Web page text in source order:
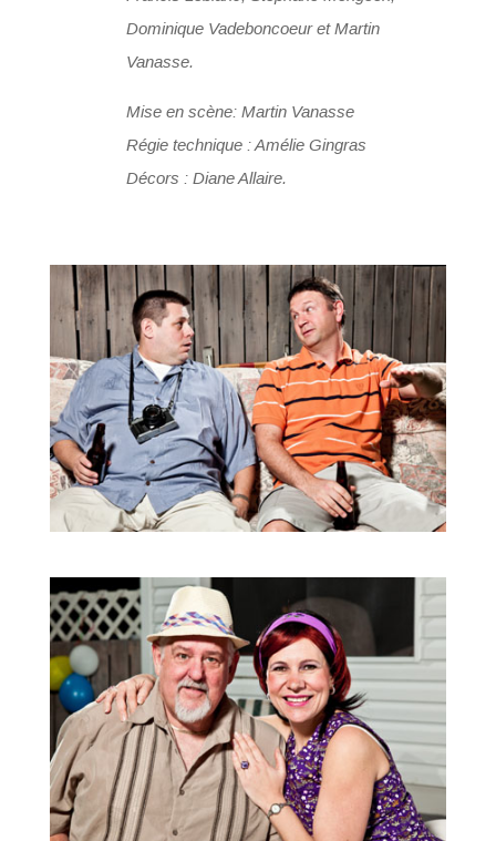
Dominique Vadeboncoeur et Martin
Vanasse.
Mise en scène: Martin Vanasse
Régie technique : Amélie Gingras
Décors : Diane Allaire.